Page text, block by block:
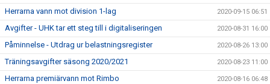
Herrarna vann mot division 1-lag 2020-09-15 06:51
Avgifter - UHK tar ett steg till i digitaliseringen 2020-08-31 16:00
Påminnelse - Utdrag ur belastningsregister 2020-08-26 13:00
Träningsavgifter säsong 2020/2021 2020-08-23 11:00
Herrarna premiärvann mot Rimbo 2020-08-16 06:48